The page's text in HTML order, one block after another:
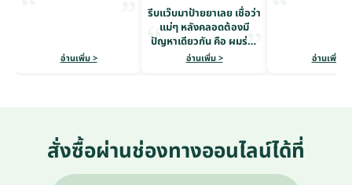
อ่านเพิ่ม >
รีบแว๊บมาป้ายยาเลย เชื่อว่า
แม่ๆ หลังคลอดต้องมี
ปัญหาเดียวกัน คือ ผมร่วง
หนักมาก
อ่านเพิ่ม > อ่านเพิ่ม >
สั่งซื้อผ่านช่องทางออนไลน์ได้ที่